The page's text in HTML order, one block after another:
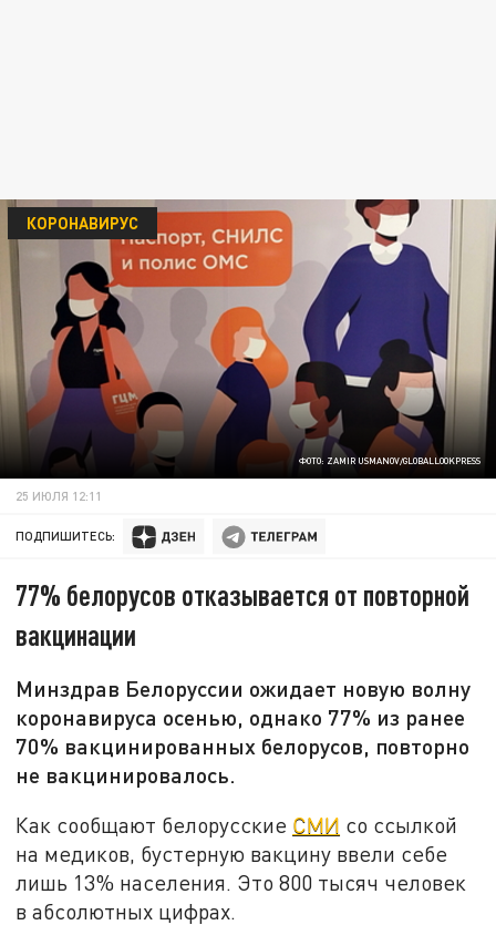
ФОТО: ZAMIR USMANOV/GLOBALLOOKPRESS
КОРОНАВИРУС
25 ИЮЛЯ 12:11
ПОДПИШИТЕСЬ:
77% белорусов отказывается от повторной
вакцинации
Минздрав Белоруссии ожидает новую волну
коронавируса осенью, однако 77% из ранее
70% вакцинированных белорусов, повторно
не вакцинировалось.
Как сообщают белорусские СМИ со ссылкой
на медиков, бустерную вакцину ввели себе
лишь 13% населения. Это 800 тысяч человек
в абсолютных цифрах.